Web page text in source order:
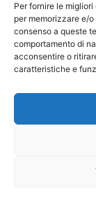
Per fornire le
per memorizzare e/
consenso a queste
comportamento di
acconsentire o
caratteristiche e